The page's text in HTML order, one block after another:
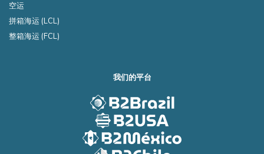
空运
拼箱海运 (LCL)
整箱海运 (FCL)
我们的平台